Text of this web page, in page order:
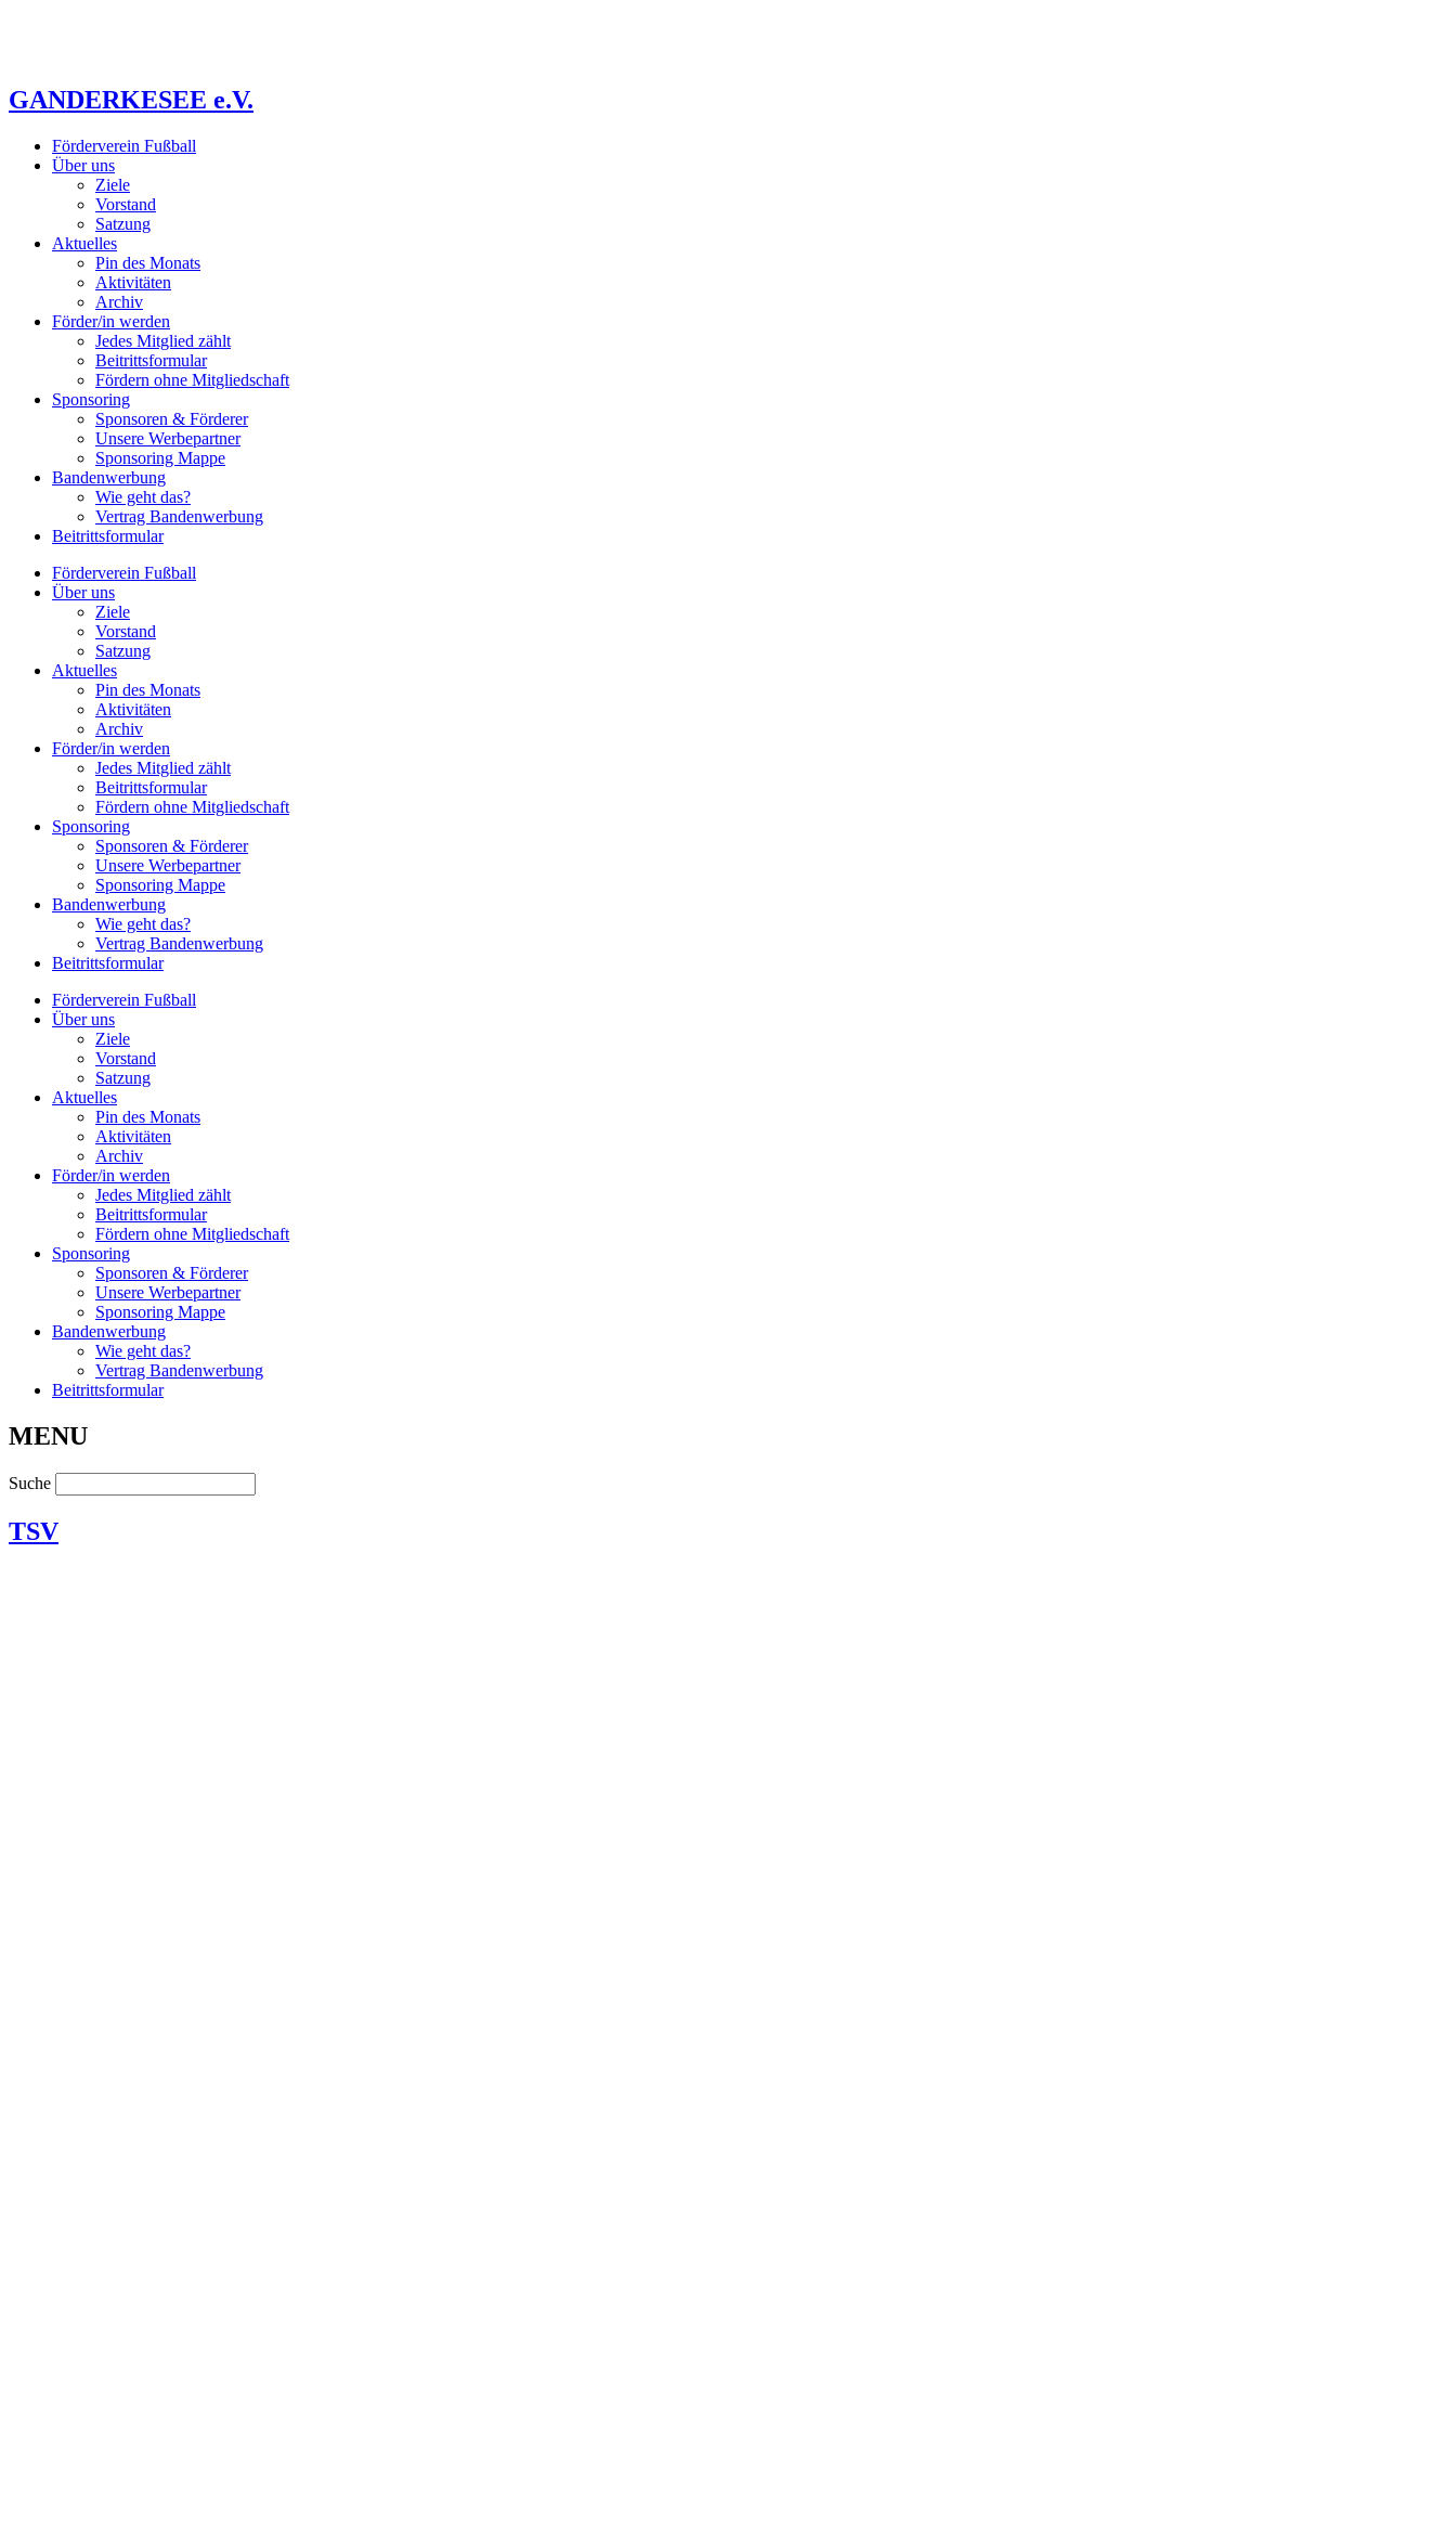
GANDERKESEE e.V.
Förderverein Fußball
Über uns
Ziele
Vorstand
Satzung
Aktuelles
Pin des Monats
Aktivitäten
Archiv
Förder/in werden
Jedes Mitglied zählt
Beitrittsformular
Fördern ohne Mitgliedschaft
Sponsoring
Sponsoren & Förderer
Unsere Werbepartner
Sponsoring Mappe
Bandenwerbung
Wie geht das?
Vertrag Bandenwerbung
Beitrittsformular
Förderverein Fußball
Über uns
Ziele
Vorstand
Satzung
Aktuelles
Pin des Monats
Aktivitäten
Archiv
Förder/in werden
Jedes Mitglied zählt
Beitrittsformular
Fördern ohne Mitgliedschaft
Sponsoring
Sponsoren & Förderer
Unsere Werbepartner
Sponsoring Mappe
Bandenwerbung
Wie geht das?
Vertrag Bandenwerbung
Beitrittsformular
Förderverein Fußball
Über uns
Ziele
Vorstand
Satzung
Aktuelles
Pin des Monats
Aktivitäten
Archiv
Förder/in werden
Jedes Mitglied zählt
Beitrittsformular
Fördern ohne Mitgliedschaft
Sponsoring
Sponsoren & Förderer
Unsere Werbepartner
Sponsoring Mappe
Bandenwerbung
Wie geht das?
Vertrag Bandenwerbung
Beitrittsformular
MENU
Suche
TSV